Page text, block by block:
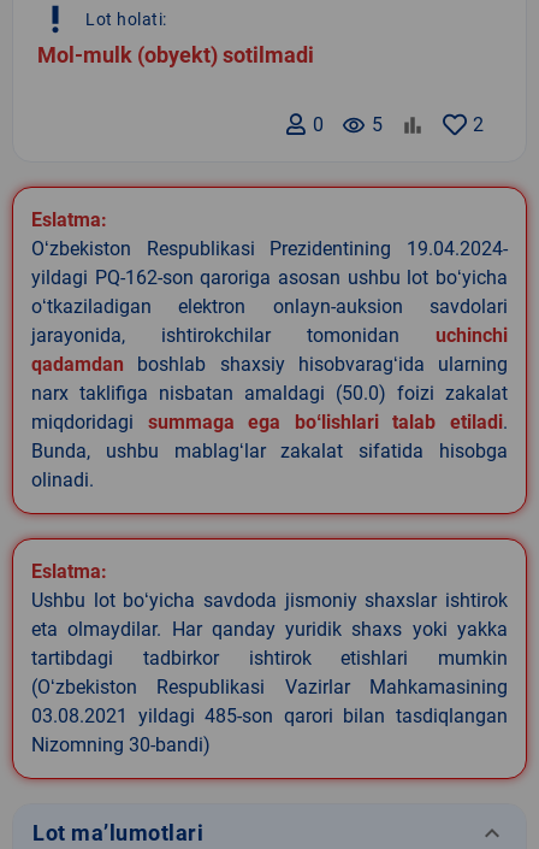
priority_high Lot holati:
Mol-mulk (obyekt) sotilmadi
2
remove_red_eye 5
0
Eslatma:
Oʻzbekiston Respublikasi Prezidentining 19.04.2024-
yildagi PQ-162-son qaroriga asosan ushbu lot boʻyicha
oʻtkaziladigan elektron onlayn-auksion savdolari
jarayonida, ishtirokchilar tomonidan uchinchi
qadamdan boshlab shaxsiy hisobvaragʻida ularning
narx taklifiga nisbatan amaldagi (50.0) foizi zakalat
miqdoridagi summaga ega boʻlishlari talab etiladi.
Bunda, ushbu mablagʻlar zakalat sifatida hisobga
olinadi.
Eslatma:
Ushbu lot boʻyicha savdoda jismoniy shaxslar ishtirok
eta olmaydilar. Har qanday yuridik shaxs yoki yakka
tartibdagi tadbirkor ishtirok etishlari mumkin
(Oʻzbekiston Respublikasi Vazirlar Mahkamasining
03.08.2021 yildagi 485-son qarori bilan tasdiqlangan
Nizomning 30-bandi)
Lot ma’lumotlari keyboard_arrow_down